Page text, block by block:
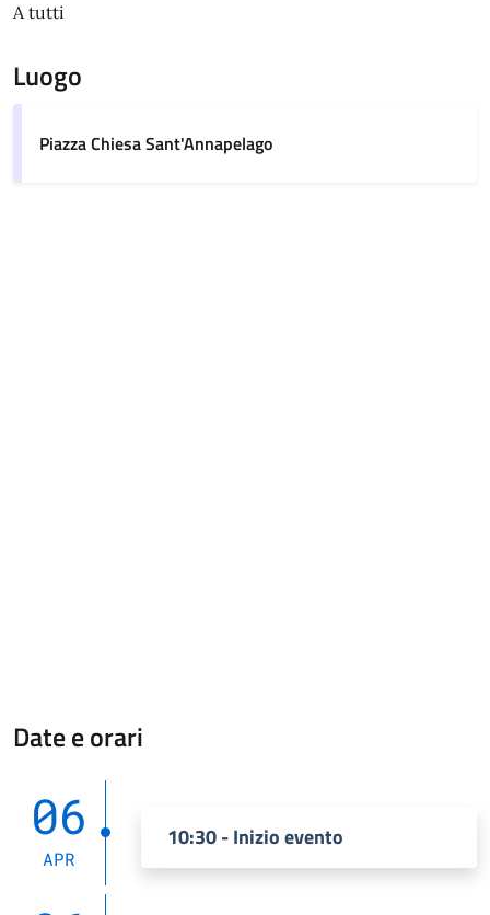
A tutti
Luogo
Piazza Chiesa Sant'Annapelago
Date e orari
06
APR
10:30 - Inizio evento